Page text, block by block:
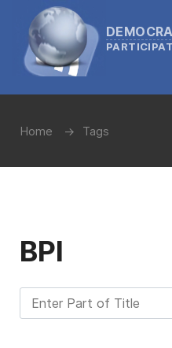
Home Tags
BPI
Enter Part of Title